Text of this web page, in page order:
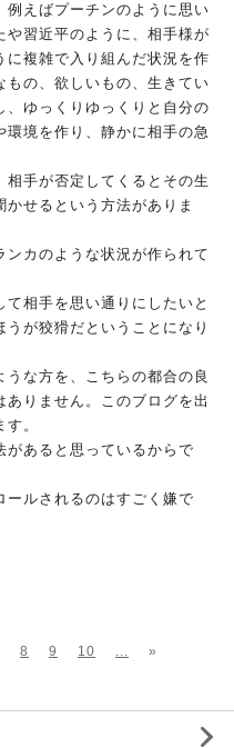
例えばプーチンのように思い
習近平のように、相手様が
複雑で入り組んだ状況を作
の、欲しいもの、生きてい
ゆっくりゆっくりと自分の
境を作り、 静かに相手の急
手が否定してくるとその生
せるという方法がありま
カのような状況が作られて
相手を思い通りにしたいと
が狡猾だということになり
な方を、こちらの都合の良
りません。このブログを出
。
があると思っているからで
ールされるのはすごく嫌で
8 9 10 ... »